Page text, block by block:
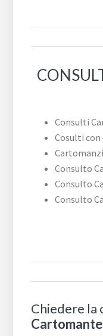
Consulti
Cosulti
Consulto
Consulto
Consulto
Chiedere la